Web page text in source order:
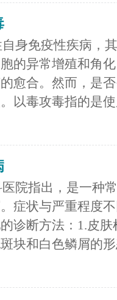
身免疫性疾病，
的异常增殖和角
愈合。然而，是
以毒攻毒指的是
院指出，是一种
症状与严重程度
诊断方法：1.皮
块和白色鳞屑的